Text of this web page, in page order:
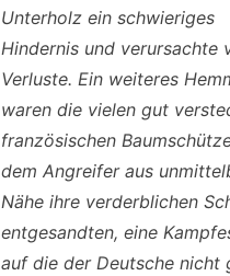
Unterholz ein schwieriges
Hindernis und verursachte
Verluste. Ein weiteres
waren die vielen gut
französischen
dem Angreifer aus
Nähe ihre verderblichen
entgesandten, eine
auf die der Deutsche nicht